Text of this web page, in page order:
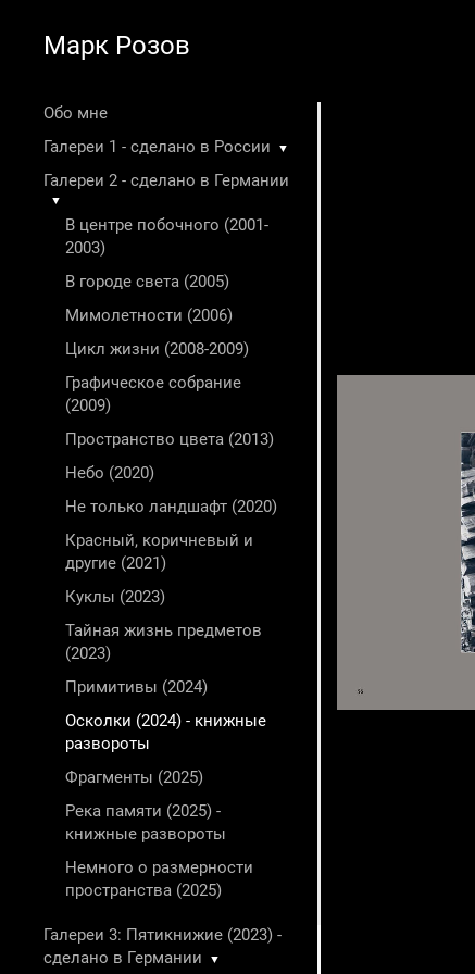
Марк Розов
Обо мне
Галереи 1 - сделано в России
▼
Галереи 2 - сделано в Германии
▼
В центре побочного (2001-
2003)
В городе света (2005)
Мимолетности (2006)
Цикл жизни (2008-2009)
Графическое собрание
(2009)
Пространство цвета (2013)
Небо (2020)
Не только ландшафт (2020)
Красный, коричневый и
другие (2021)
Куклы (2023)
Тайная жизнь предметов
(2023)
Примитивы (2024)
Осколки (2024) - книжные
развороты
Фрагменты (2025)
Река памяти (2025) -
книжные развороты
Немного о размерности
пространства (2025)
Галереи 3: Пятикнижие (2023) -
сделано в Германии
▼